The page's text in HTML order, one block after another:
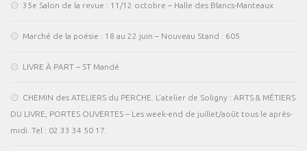
35e Salon de la revue : 11/12 octobre – Halle des Blancs-Manteaux
Marché de la poésie : 18 au 22 juin – Nouveau Stand : 605
LIVRE À PART – ST Mandé
CHEMIN des ATELIERS du PERCHE. L’atelier de Soligny : ARTS & MÉTIERS
DU LIVRE, PORTES OUVERTES – Les week-end de juillet/août tous le après-
midi. Tel : 02 33 34 50 17.